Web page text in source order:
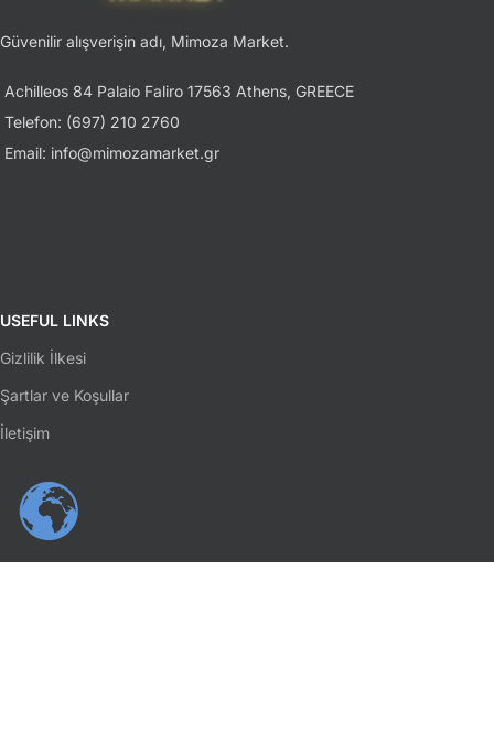
Güvenilir alışverişin adı, Mimoza Market.
Achilleos 84 Palaio Faliro 17563 Athens, GREECE
Telefon: (697) 210 2760
Email: info@mimozamarket.gr
USEFUL LINKS
Gizlilik İlkesi
Şartlar ve Koşullar
İletişim